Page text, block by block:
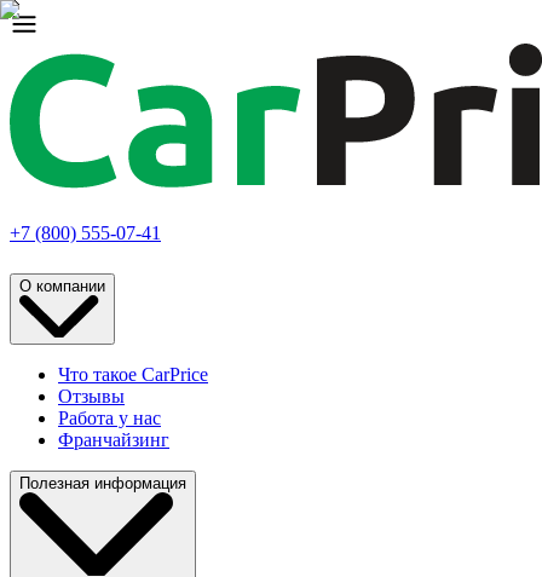
+7 (800) 555-07-41
О компании
Что такое CarPrice
Отзывы
Работа у нас
Франчайзинг
Полезная информация